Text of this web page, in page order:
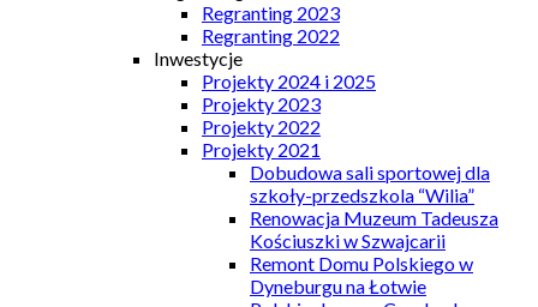
Regranting 2023
Regranting 2022
Inwestycje
Projekty 2024 i 2025
Projekty 2023
Projekty 2022
Projekty 2021
Dobudowa sali sportowej dla
szkoły-przedszkola “Wilia”
Renowacja Muzeum Tadeusza
Kościuszki w Szwajcarii
Remont Domu Polskiego w
Dyneburgu na Łotwie